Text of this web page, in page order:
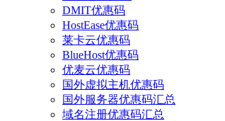
DMIT优惠码
HostEase优惠码
莱卡云优惠码
BlueHost优惠码
优麦云优惠码
国外虚拟主机优惠码
国外服务器优惠码汇总
域名注册优惠码汇总